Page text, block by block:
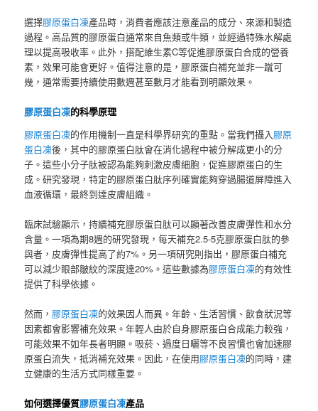
選擇膠原蛋白凍產品時，消費者應該注意產品的成分、來源和製造
過程。高品質的膠原蛋白通常來自魚類或牛類，並經過特殊水解處
理以提高吸收率。此外，搭配維生素C等促進膠原蛋白合成的營養
素，效果可能會更好。值得注意的是，膠原蛋白補充並非一蹴可
幾，通常需要持續使用數週甚至數月才能看到明顯效果。
膠原蛋白凍的科學原理
膠原蛋白凍的作用機制一直是科學界研究的重點。當我們攝入膠原
蛋白凍後，其中的膠原蛋白肽會在消化過程中被分解成更小的分
子。這些小分子肽被認為能夠刺激皮膚細胞，促進膠原蛋白的生
成。研究發現，特定的膠原蛋白肽序列確實能夠穿過腸道屏障進入
血液循環，最終到達皮膚組織。
臨床試驗顯示，持續補充膠原蛋白肽可以顯著改善皮膚彈性和水分
含量。一項為期8週的研究發現，每天補充2.5-5克膠原蛋白肽的參
與者，皮膚彈性提高了約7%。另一項研究則指出，膠原蛋白補充
可以減少眼部皺紋的深度達20%。這些數據為膠原蛋白凍的有效性
提供了科學依據。
然而，膠原蛋白凍的效果因人而異。年齡、生活習慣、飲食狀況等
因素都會影響補充效果。年輕人由於自身膠原蛋白合成能力較強，
可能效果不如年長者明顯。吸菸、過度日曬等不良習慣也會加速膠
原蛋白流失，抵消補充效果。因此，在使用膠原蛋白凍的同時，建
立健康的生活方式同樣重要。
如何選擇優質膠原蛋白凍產品